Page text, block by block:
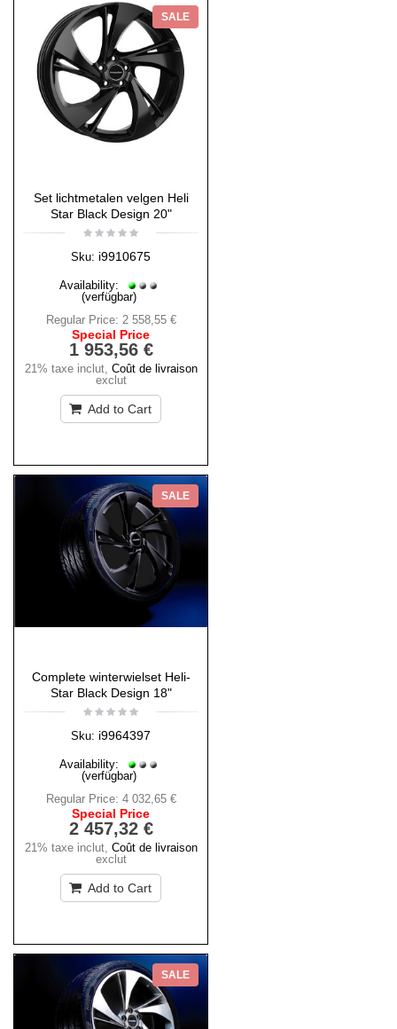
SALE
Set lichtmetalen velgen Heli
Star Black Design 20"
Sku: i9910675
Availability:
(verfügbar)
Regular Price: 2 558,55 €
Special Price
1 953,56 €
21% taxe inclut, Coût de livraison
exclut
Add to Cart
SALE
Complete winterwielset Heli-
Star Black Design 18"
Sku: i9964397
Availability:
(verfügbar)
Regular Price: 4 032,65 €
Special Price
2 457,32 €
21% taxe inclut, Coût de livraison
exclut
Add to Cart
SALE